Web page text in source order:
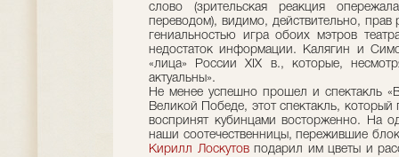
слово (зрительская реакция
переводом), видимо, действительно,
гениальностью игра обоих мэтров
недостаток информации. Калягин и
«лица» России XIX в., которые,
актуальны».
Не менее успешно прошел и спектакль
Великой Победе, этот спектакль,
воспринят кубинцами восторженно. На
наши соотечественницы, пережившие
Кирилл Лоскутовподарил им цветы и